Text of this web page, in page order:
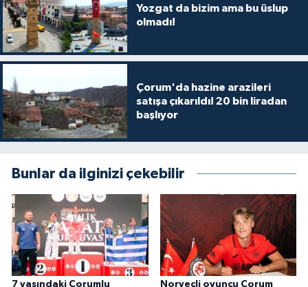
Yozgat da bizim ama bu üslup
olmadı!
Çorum'da hazine arazileri
satışa çıkarıldı! 20 bin liradan
başlıyor
Bunlar da ilginizi çekebilir
7 yaşındaki Çorumlu Norveçli oyuncu Çorum